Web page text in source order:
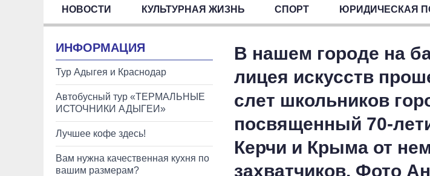
НОВОСТИ КУЛЬТУРНАЯ ЖИЗНЬ СПОРТ ЮРИДИЧЕСКАЯ
ИНФОРМАЦИЯ
Тур Адыгея и Краснодар
Автобусный тур «ТЕРМАЛЬНЫЕ
ИСТОЧНИКИ АДЫГЕИ»
Лучшее кофе здесь!
Вам нужна качественная кухня по
вашим размерам?
В нашем городе на
лицея искусств
слет школьников
посвященный 70-
Керчи и Крыма от
захватчиков. Фото